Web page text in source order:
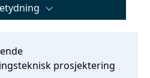
prosjektering